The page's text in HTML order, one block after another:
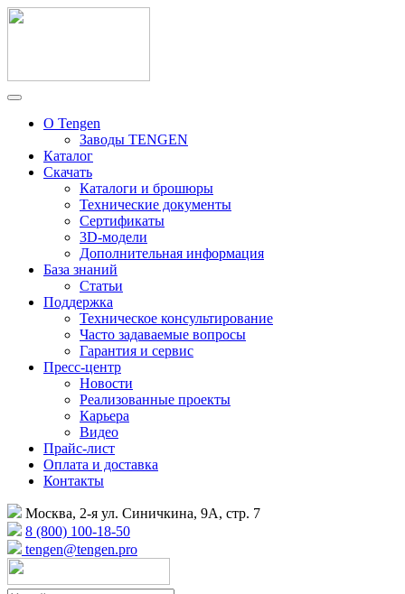
О Tengen
Заводы TENGEN
Каталог
Скачать
Каталоги и брошюры
Технические документы
Сертификаты
3D-модели
Дополнительная информация
База знаний
Статьи
Поддержка
Техническое консультирование
Часто задаваемые вопросы
Гарантия и сервис
Пресс-центр
Новости
Реализованные проекты
Карьера
Видео
Прайс-лист
Оплата и доставка
Контакты
Москва, 2-я ул. Синичкина, 9А, стр. 7
8 (800) 100-18-50
tengen@tengen.pro